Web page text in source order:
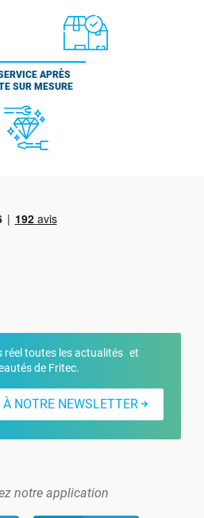
APRÈS
SUR MESURE
réel toutes les actualités et
de Fritec.
À NOTRE NEWSLETTER
notre application